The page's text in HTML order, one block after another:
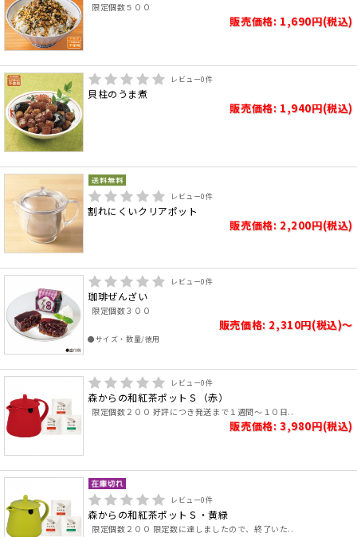
限定個数５００
販売価格: 1,690円(税込)
レビュー0件
貝柱のうま煮
販売価格: 1,940円(税込)
レビュー0件
割れにくいクリアポット
販売価格: 2,200円(税込)
レビュー0件
珈琲ぜんざい
限定個数３００
販売価格: 2,310円(税込)～
●サイズ・数量/徳用
レビュー0件
森からの和紅茶ポットＳ（赤）
限定個数２００ 好評につき発送まで１週間～１０日..
販売価格: 3,980円(税込)
レビュー0件
森からの和紅茶ポットＳ・黄緑
限定個数２００ 限定数に達しましたので、終了いた..